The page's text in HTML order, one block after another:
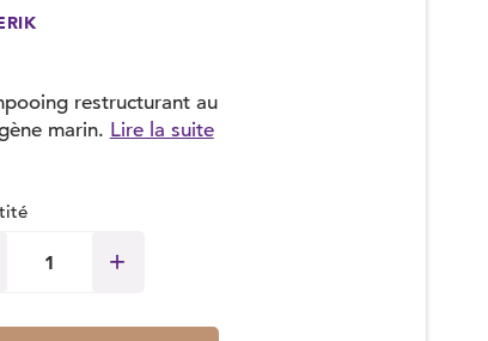
restructurant au
marin. Lire la suite